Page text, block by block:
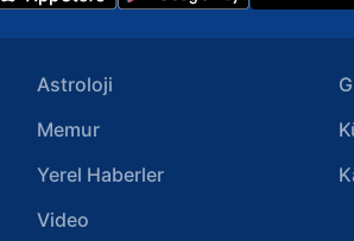
Astroloji
Memur
Yerel Haberler
Video